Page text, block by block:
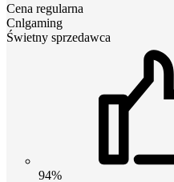
Cena regularna
Cnlgaming
Świetny sprzedawca
94%